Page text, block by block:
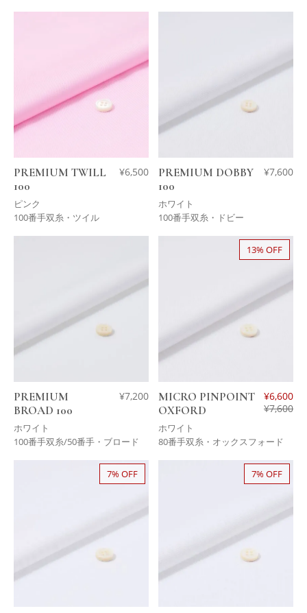
PREMIUM TWILL
100
ピンク
¥6,500
100番手双糸・ツイル
PREMIUM DOBBY
100
ホワイト
¥7,600
100番手双糸・ドビー
PREMIUM
BROAD 100
ホワイト
¥7,200
100番手双糸/50番手・ブロード
13% OFF
MICRO PINPOINT
OXFORD
ホワイト
¥6,600
¥7,600
80番手双糸・オックスフォード
7% OFF 7% OFF